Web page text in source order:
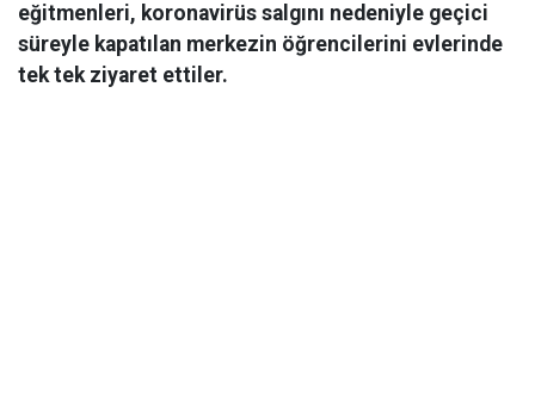
eğitmenleri, koronavirüs salgını nedeniyle geçici
süreyle kapatılan merkezin öğrencilerini evlerinde
tek tek ziyaret ettiler.